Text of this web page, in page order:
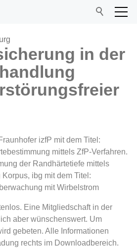
in der
izfP mit dem Titel:
mittels ZfP-Verfahren.
der Randhärtetiefe mittels
ibg mit dem Titel:
mit Wirbelstrom
Eine Mitgliedschaft in der
aber wünschenswert. Um
gebeten. Alle Informationen
rechts im Downloadbereich.